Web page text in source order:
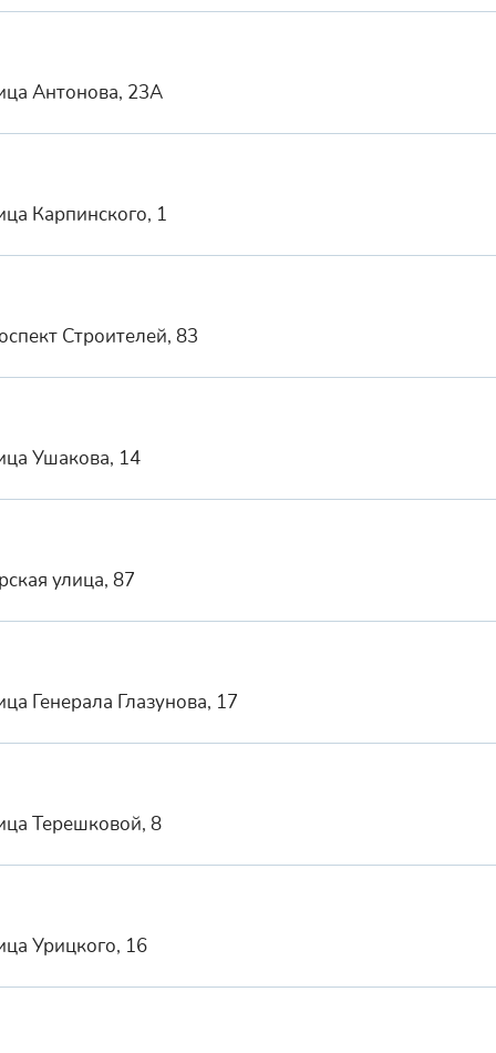
Антонова, 23А
Карпинского, 1
Строителей, 83
Ушакова, 14
улица, 87
Генерала Глазунова, 17
Терешковой, 8
Урицкого, 16